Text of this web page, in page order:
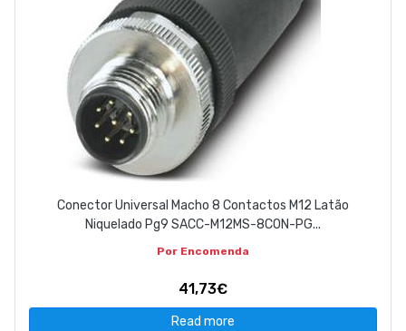
Conector Universal Macho 8 Contactos M12 Latão
Niquelado Pg9 SACC-M12MS-8CON-PG...
Por Encomenda
41,73€
Read more